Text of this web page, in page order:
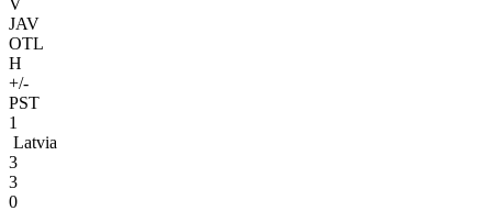
JAV
OTL
H
+/-
PST
1
Latvia
3
3
0